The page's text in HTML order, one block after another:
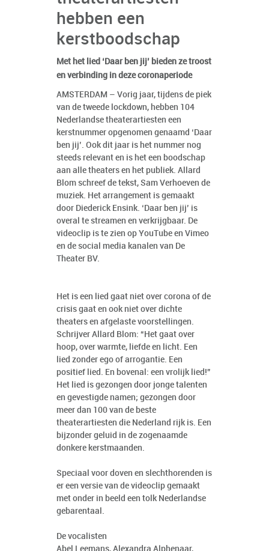
hebben een
kerstboodschap
Met het lied ‘Daar ben jij’ bieden ze troost
en verbinding in deze coronaperiode
AMSTERDAM – Vorig jaar, tijdens de piek
van de tweede lockdown, hebben 104
Nederlandse theaterartiesten een
kerstnummer opgenomen genaamd ‘Daar
ben jij’. Ook dit jaar is het nummer nog
steeds relevant en is het een boodschap
aan alle theaters en het publiek. Allard
Blom schreef de tekst, Sam Verhoeven de
muziek. Het arrangement is gemaakt
door Diederick Ensink. ‘Daar ben jij’ is
overal te streamen en verkrijgbaar. De
videoclip is te zien op YouTube en Vimeo
en de social media kanalen van De
Theater BV.
Het is een lied gaat niet over corona of de
crisis gaat en ook niet over dichte
theaters en afgelaste voorstellingen.
Schrijver Allard Blom: “Het gaat over
hoop, over warmte, liefde en licht. Een
lied zonder ego of arrogantie. Een
positief lied. En bovenal: een vrolijk lied!”
Het lied is gezongen door jonge talenten
en gevestigde namen; gezongen door
meer dan 100 van de beste
theaterartiesten die Nederland rijk is. Een
bijzonder geluid in de zogenaamde
donkere kerstmaanden.
Speciaal voor doven en slechthorenden is
er een versie van de videoclip gemaakt
met onder in beeld een tolk Nederlandse
gebarentaal.
De vocalisten
Abel Leemans, Alexandra Alphenaar,